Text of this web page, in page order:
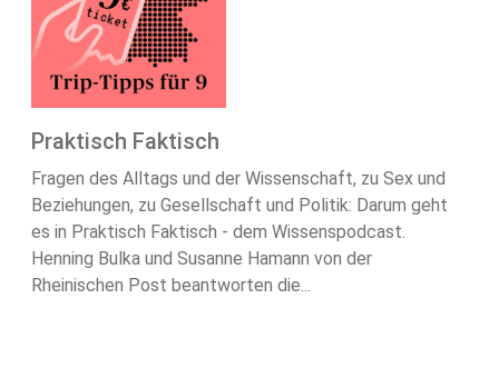
Praktisch Faktisch
Fragen des Alltags und der Wissenschaft, zu Sex und
Beziehungen, zu Gesellschaft und Politik: Darum geht
es in Praktisch Faktisch - dem Wissenspodcast.
Henning Bulka und Susanne Hamann von der
Rheinischen Post beantworten die...